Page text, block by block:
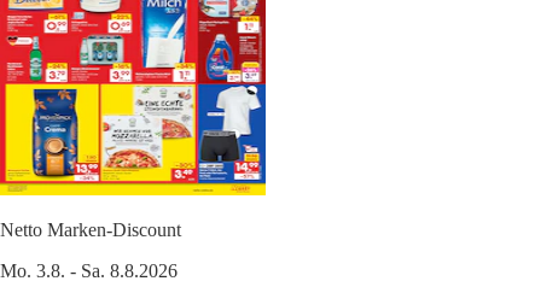
Netto Marken-Discount
Mo. 3.8. - Sa. 8.8.2026